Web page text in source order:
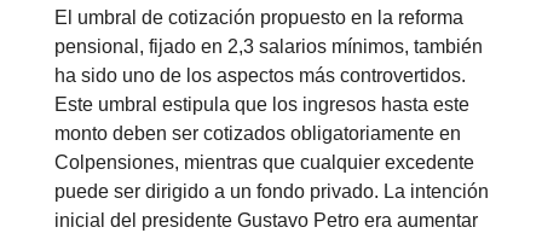
El umbral de cotización propuesto en la reforma
pensional, fijado en 2,3 salarios mínimos, también
ha sido uno de los aspectos más controvertidos.
Este umbral estipula que los ingresos hasta este
monto deben ser cotizados obligatoriamente en
Colpensiones, mientras que cualquier excedente
puede ser dirigido a un fondo privado. La intención
inicial del presidente Gustavo Petro era aumentar